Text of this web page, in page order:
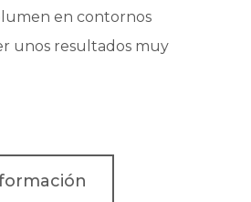
en contornos
unos resultados muy